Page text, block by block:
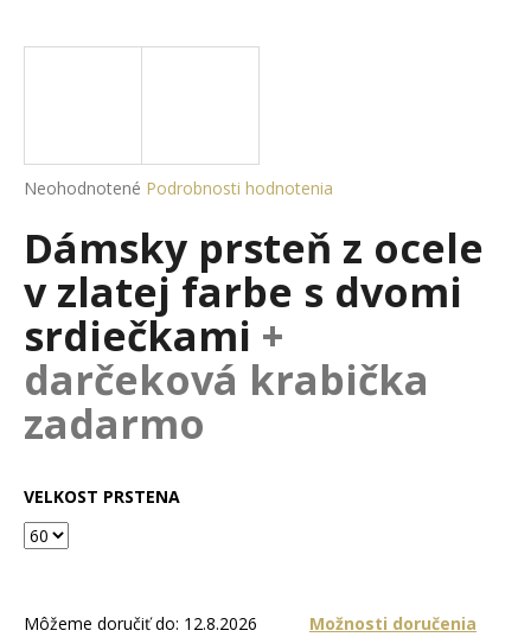
Priemerné
produktu
je
z
hviezdičiek.
Neohodnotené Podrobnosti hodnotenia
Dámsky prsteň z ocele
v zlatej farbe s dvomi
srdiečkami +
darčeková krabička
zadarmo
VELKOST PRSTENA
Môžeme doručiť do: 12.8.2026 Možnosti doručenia
j
?
HĽADAŤ
O
d
p
r
ú
č
e